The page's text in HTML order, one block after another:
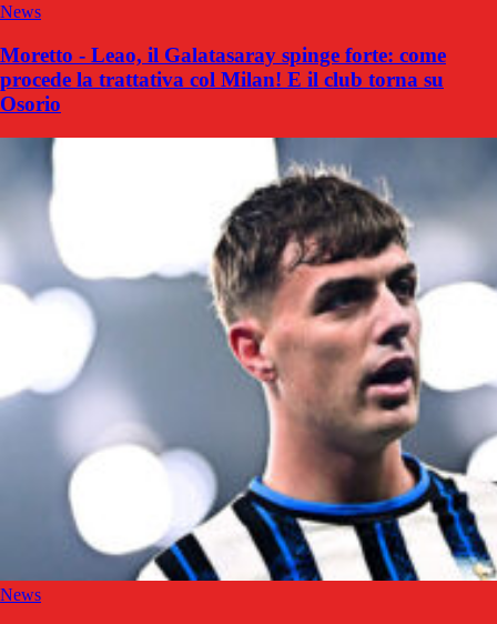
News
Moretto - Leao, il Galatasaray spinge forte: come
procede la trattativa col Milan! E il club torna su
Osorio
News